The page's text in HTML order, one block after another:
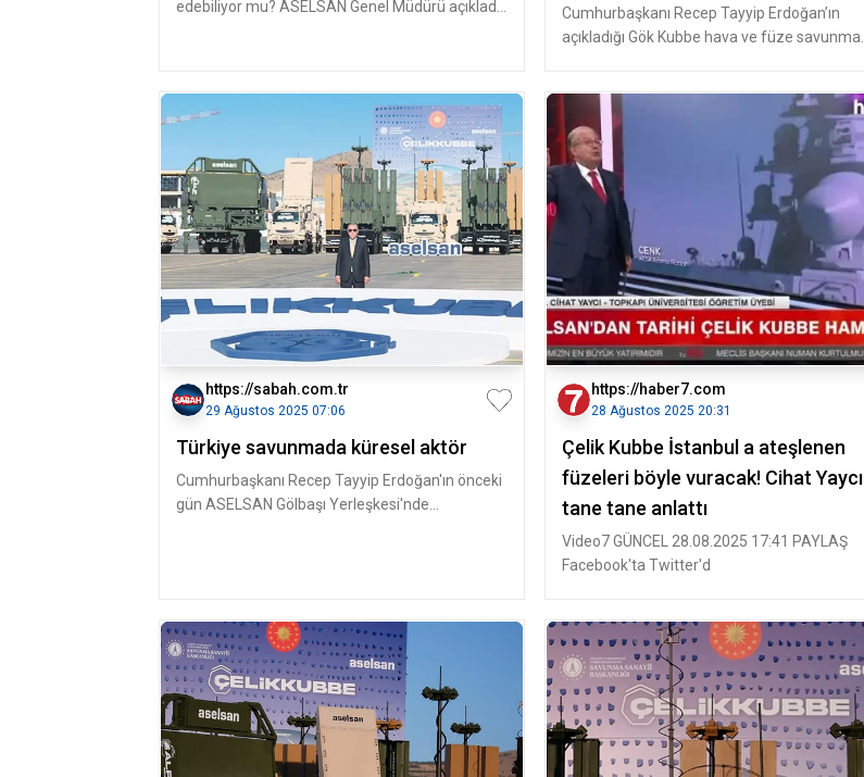
edebiliyor mu? ASELSAN Genel Müdürü açıkladı
Cumhurbaşkanı Recep Tayyip Erdoğan’ın
açıkladığı Gök Kubbe hava ve füze savunma
https://sabah.com.tr
29 Ağustos 2025 07:06
Türkiye savunmada küresel aktör
Cumhurbaşkanı Recep Tayyip Erdoğan'ın önceki
gün ASELSAN Gölbaşı Yerleşkesi'nde
https://haber7.com
28 Ağustos 2025 20:31
Çelik Kubbe İstanbul a ateşlenen
füzeleri böyle vuracak! Cihat Yaycı
tane tane anlattı
Video7 GÜNCEL 28.08.2025 17:41 PAYLAŞ
Facebook'ta Twitter'd